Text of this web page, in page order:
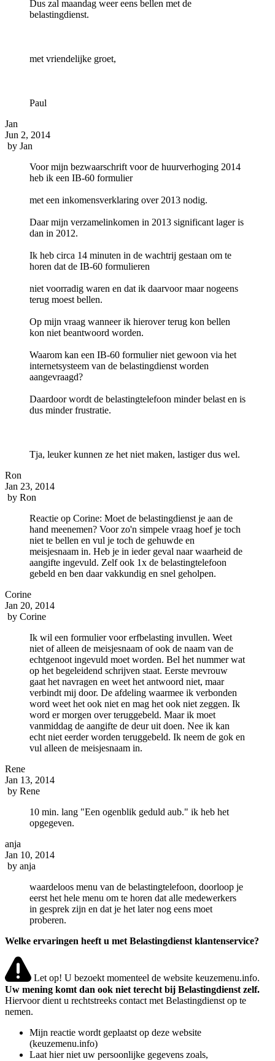
Dus zal maandag weer eens bellen met de
belastingdienst.
met vriendelijke groet,
Paul
Jan
Jun 2, 2014
by Jan
Voor mijn bezwaarschrift voor de huurverhoging 2014
heb ik een IB-60 formulier
met een inkomensverklaring over 2013 nodig.
Daar mijn verzamelinkomen in 2013 significant lager is
dan in 2012.
Ik heb circa 14 minuten in de wachtrij gestaan om te
horen dat de IB-60 formulieren
niet voorradig waren en dat ik daarvoor maar nogeens
terug moest bellen.
Op mijn vraag wanneer ik hierover terug kon bellen
kon niet beantwoord worden.
Waarom kan een IB-60 formulier niet gewoon via het
internetsysteem van de belastingdienst worden
aangevraagd?
Daardoor wordt de belastingtelefoon minder belast en is
dus minder frustratie.
Tja, leuker kunnen ze het niet maken, lastiger dus wel.
Ron
Jan 23, 2014
by Ron
Reactie op Corine: Moet de belastingdienst je aan de
hand meenemen? Voor zo'n simpele vraag hoef je toch
niet te bellen en vul je toch de gehuwde en
meisjesnaam in. Heb je in ieder geval naar waarheid de
aangifte ingevuld. Zelf ook 1x de belastingtelefoon
gebeld en ben daar vakkundig en snel geholpen.
Corine
Jan 20, 2014
by Corine
Ik wil een formulier voor erfbelasting invullen. Weet
niet of alleen de meisjesnaam of ook de naam van de
echtgenoot ingevuld moet worden. Bel het nummer wat
op het begeleidend schrijven staat. Eerste mevrouw
gaat het navragen en weet het antwoord niet, maar
verbindt mij door. De afdeling waarmee ik verbonden
word weet het ook niet en mag het ook niet zeggen. Ik
word er morgen over teruggebeld. Maar ik moet
vanmiddag de aangifte de deur uit doen. Nee ik kan
echt niet eerder worden teruggebeld. Ik neem de gok en
vul alleen de meisjesnaam in.
Rene
Jan 13, 2014
by Rene
10 min. lang "Een ogenblik geduld aub." ik heb het
opgegeven.
anja
Jan 10, 2014
by anja
waardeloos menu van de belastingtelefoon, doorloop je
eerst het hele menu om te horen dat alle medewerkers
in gesprek zijn en dat je het later nog eens moet
proberen.
Welke ervaringen heeft u met Belastingdienst klantenservice?
Let op! U bezoekt momenteel de website keuzemenu.info.
Uw mening komt dan ook niet terecht bij Belastingdienst zelf.
Hiervoor dient u rechtstreeks contact met Belastingdienst op te
nemen.
Mijn reactie wordt geplaatst op deze website
(keuzemenu.info)
Laat hier niet uw persoonlijke gegevens zoals,